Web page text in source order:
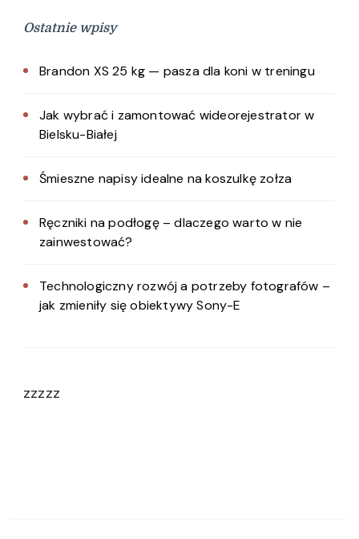
Ostatnie wpisy
Brandon XS 25 kg — pasza dla koni w treningu
Jak wybrać i zamontować wideorejestrator w
Bielsku-Białej
Śmieszne napisy idealne na koszulkę zołza
Ręczniki na podłogę – dlaczego warto w nie
zainwestować?
Technologiczny rozwój a potrzeby fotografów –
jak zmieniły się obiektywy Sony-E
zzzzz